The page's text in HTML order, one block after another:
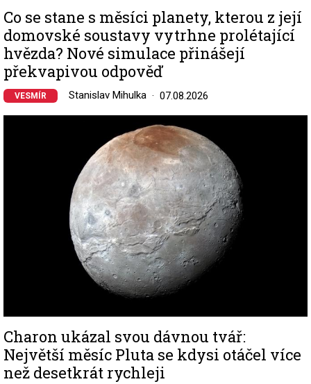
Co se stane s měsíci planety, kterou z její
domovské soustavy vytrhne prolétající
hvězda? Nové simulace přinášejí
překvapivou odpověď
VESMÍR Stanislav Mihulka 07.08.2026
Charon ukázal svou dávnou tvář:
Největší měsíc Pluta se kdysi otáčel více
než desetkrát rychleji